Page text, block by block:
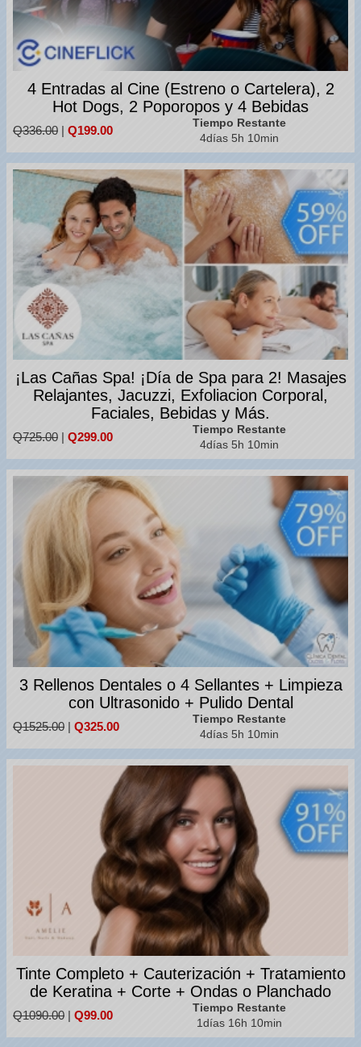
4 Entradas al Cine (Estreno o Cartelera), 2
Hot Dogs, 2 Poporopos y 4 Bebidas
Q336.00 | Q199.00
Tiempo Restante
4días 5h 10min
¡Las Cañas Spa! ¡Día de Spa para 2! Masajes
Relajantes, Jacuzzi, Exfoliacion Corporal,
Faciales, Bebidas y Más.
Q725.00 | Q299.00
Tiempo Restante
4días 5h 10min
3 Rellenos Dentales o 4 Sellantes + Limpieza
con Ultrasonido + Pulido Dental
Q1525.00 | Q325.00
Tiempo Restante
4días 5h 10min
Tinte Completo + Cauterización + Tratamiento
de Keratina + Corte + Ondas o Planchado
Q1090.00 | Q99.00
Tiempo Restante
1días 16h 10min